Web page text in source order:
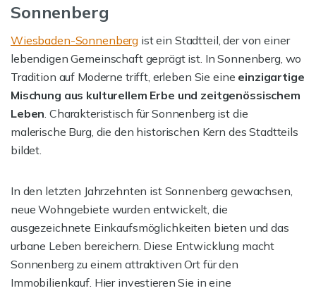
Sonnenberg
Wiesbaden-Sonnenberg ist ein Stadtteil, der von einer
lebendigen Gemeinschaft geprägt ist. In Sonnenberg, wo
Tradition auf Moderne trifft, erleben Sie eine einzigartige
Mischung aus kulturellem Erbe und zeitgenössischem
Leben. Charakteristisch für Sonnenberg ist die
malerische Burg, die den historischen Kern des Stadtteils
bildet.
In den letzten Jahrzehnten ist Sonnenberg gewachsen,
neue Wohngebiete wurden entwickelt, die
ausgezeichnete Einkaufsmöglichkeiten bieten und das
urbane Leben bereichern. Diese Entwicklung macht
Sonnenberg zu einem attraktiven Ort für den
Immobilienkauf. Hier investieren Sie in eine